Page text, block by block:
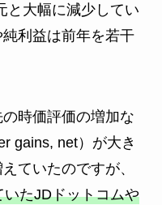
と大幅に減少してい
利益は前年を若干
時価評価の増加な
gains, net）が大き
ていたのですが、
たJDドットコムや